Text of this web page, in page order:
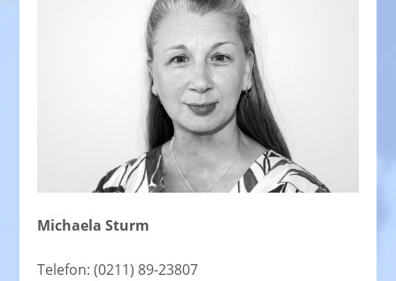
Michaela Sturm
Telefon: (0211) 89-23807